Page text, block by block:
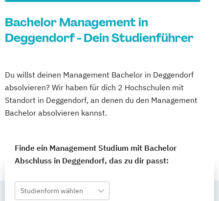
Bachelor Management in
Deggendorf - Dein Studienführer
Du willst deinen Management Bachelor in Deggendorf
absolvieren? Wir haben für dich 2 Hochschulen mit
Standort in Deggendorf, an denen du den Management
Bachelor absolvieren kannst.
Finde ein Management Studium mit Bachelor
Abschluss in Deggendorf, das zu dir passt:
Studienform wählen